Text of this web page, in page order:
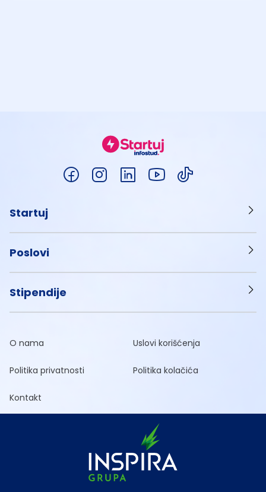
Startuj
Poslovi
Stipendije
O nama Uslovi korišćenja
Politika privatnosti Politika kolačića
Kontakt